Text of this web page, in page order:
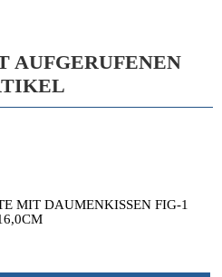
AUFGERUFENEN
MIT DAUMENKISSEN FIG-1